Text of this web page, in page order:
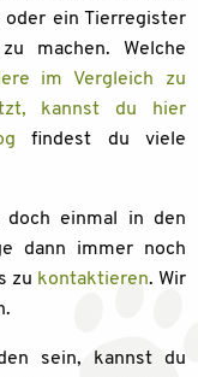
ein Tierregister
machen. Welche
im Vergleich zu
kannst du hier
findest du viele
doch einmal in den
dann immer noch
zu kontaktieren. Wir
sein, kannst du